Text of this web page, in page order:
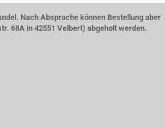
Nach Absprache können Bestellung aber
68A in 42551 Velbert) abgeholt werden.